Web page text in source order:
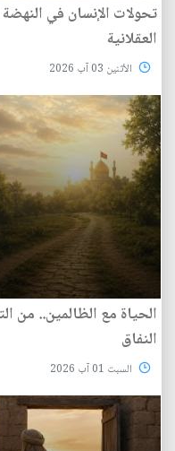
تحولات الإنسان في
العقلانية
الأثنين 03 آب 2026
الحياة مع الظالمين.. من
النفاق
السبت 01 آب 2026